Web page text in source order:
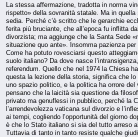
La stessa affermazione, tradotta in norma
rispetto» della sovranità statale. Ma in
sedia. Perché c’è scritto che le gerarchie
ferita più bruciante, che all’epoca fu inflitta
divorzista; ma aggiunge che la Santa Sede
situazione quo ante». Insomma pazienza
Come ha potuto rovesciarsi questo
suolo italiano? Da dove nasce
referendum. Quello che nel 1974 la Chiesa
questa la lezione della storia, significa che
uno spazio politico, e la politica ha orrore
pensano che la laicità sia questione da
privato ma genuflessi in pubblico, perché la
l’arrendevolezza vaticana sul divorzio e
ai tempi, cogliendo l’opportunità del giorno
è che lo Stato italiano si sia del tutto arreso
Tuttavia di tanto in tanto resiste qualche